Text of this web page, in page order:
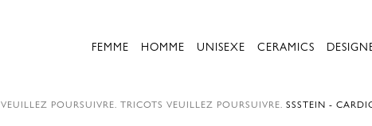
FEMME HOMME UNISEXE CERAMICS
VEUILLEZ POURSUIVRE. TRICOTS VEUILLEZ POURSUIVRE. SSSTEIN -